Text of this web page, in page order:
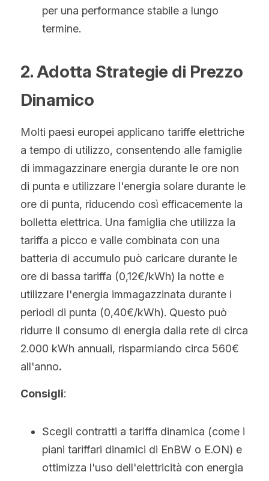
per una performance stabile a lungo
termine.
2. Adotta Strategie di Prezzo
Dinamico
Molti paesi europei applicano tariffe elettriche
a tempo di utilizzo, consentendo alle famiglie
di immagazzinare energia durante le ore non
di punta e utilizzare l'energia solare durante le
ore di punta, riducendo così efficacemente la
bolletta elettrica. Una famiglia che utilizza la
tariffa a picco e valle combinata con una
batteria di accumulo può caricare durante le
ore di bassa tariffa (0,12€/kWh) la notte e
utilizzare l'energia immagazzinata durante i
periodi di punta (0,40€/kWh). Questo può
ridurre il consumo di energia dalla rete di circa
2.000 kWh annuali, risparmiando circa 560€
all'anno.
Consigli:
Scegli contratti a tariffa dinamica (come i
piani tariffari dinamici di EnBW o E.ON) e
ottimizza l'uso dell'elettricità con energia